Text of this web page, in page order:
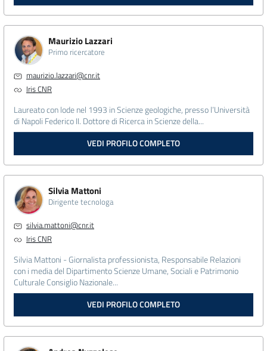
Maurizio Lazzari
Primo ricercatore
maurizio.lazzari@cnr.it
Iris CNR
Laureato con lode nel 1993 in Scienze geologiche, presso l’Università
di Napoli Federico II. Dottore di Ricerca in Scienze della...
VEDI PROFILO COMPLETO
Silvia Mattoni
Dirigente tecnologa
silvia.mattoni@cnr.it
Iris CNR
Silvia Mattoni - Giornalista professionista, Responsabile Relazioni
con i media del Dipartimento Scienze Umane, Sociali e Patrimonio
Culturale Consiglio Nazionale...
VEDI PROFILO COMPLETO